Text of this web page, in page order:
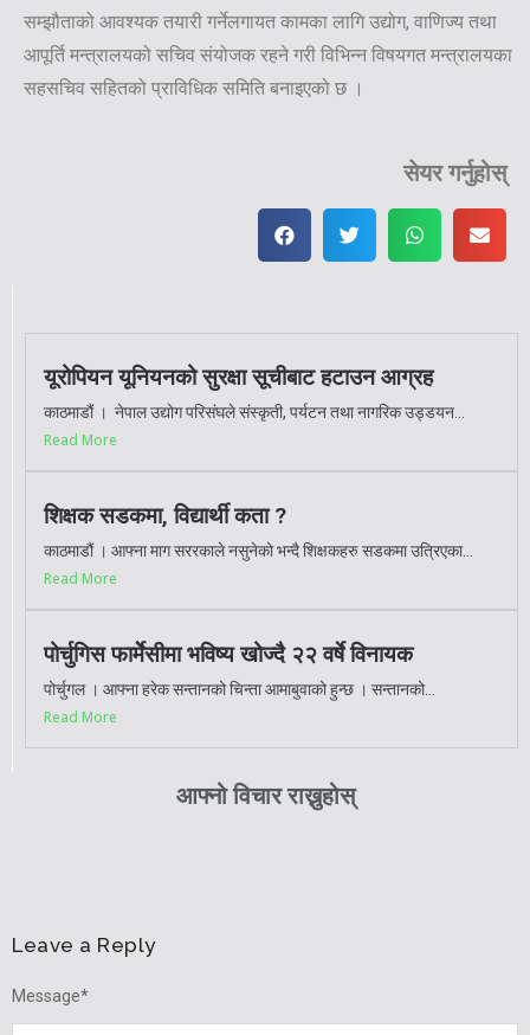
सम्झौताको आवश्यक तयारी गर्नेलगायत कामका लागि उद्योग, वाणिज्य तथा
आपूर्ति मन्त्रालयको सचिव संयोजक रहने गरी विभिन्न विषयगत मन्त्रालयका
सहसचिव सहितको प्राविधिक समिति बनाइएको छ ।
सेयर गर्नुहोस्
यूरोपियन यूनियनको सुरक्षा सूचीबाट हटाउन आग्रह
काठमाडौं । नेपाल उद्योग परिसंघले संस्कृती, पर्यटन तथा नागरिक उड्डयन...
Read More
शिक्षक सडकमा, विद्यार्थी कता ?
काठमाडौं । आफ्ना माग सररकाले नसुनेको भन्दै शिक्षकहरु सडकमा उत्रिएका...
Read More
पोर्चुगिस फार्मेेसीमा भविष्य खोज्दै २२ वर्षे विनायक
पोर्चुगल । आफ्ना हरेक सन्तानको चिन्ता आमाबुवाको हुन्छ । सन्तानको...
Read More
आफ्नो विचार राख्नुहोस्
Leave a Reply
Message*